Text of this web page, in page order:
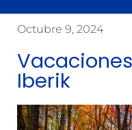
Octubre 9, 2024
Iberik